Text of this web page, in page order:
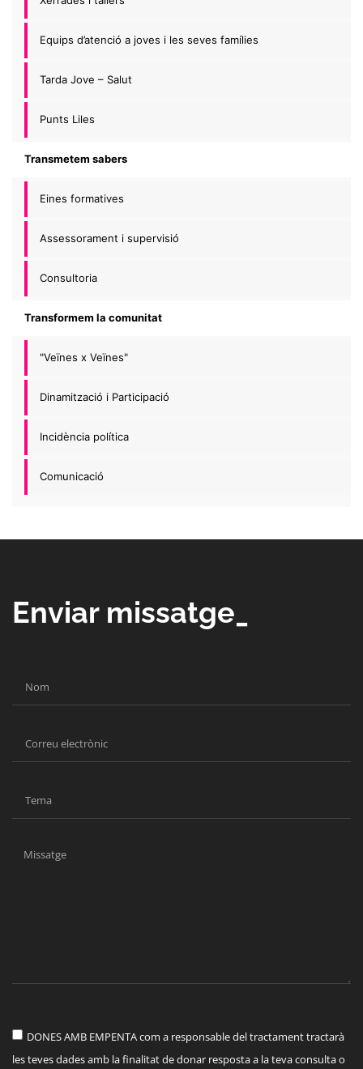
Equips d’atenció a joves i les seves famílies
Tarda Jove – Salut
Punts Liles
Transmetem sabers
Eines formatives
Assessorament i supervisió
Consultoria
Transformem la comunitat
"Veïnes x Veïnes"
Dinamització i Participació
Incidència política
Comunicació
Enviar missatge_
DONES AMB EMPENTA com a responsable del tractament tractarà
les teves dades amb la finalitat de donar resposta a la teva consulta o